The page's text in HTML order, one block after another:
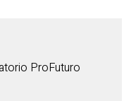
ProFuturo